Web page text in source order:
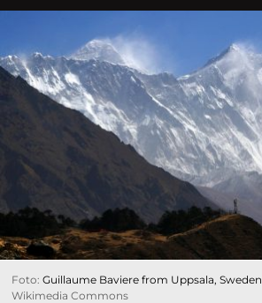
Foto: Guillaume Baviere from Uppsala, Sweden
Wikimedia Commons